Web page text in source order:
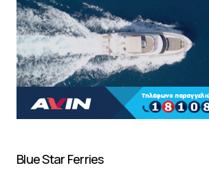
Blue Star Ferries